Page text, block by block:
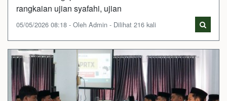
rangkaian ujian syafahi, ujian
05/05/2026 08:18 - Oleh Admin - Dilihat 216 kali